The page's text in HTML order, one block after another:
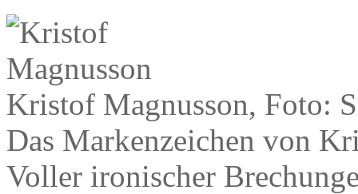
Kristof Magnusson, Foto:
Das Markenzeichen von
Voller ironischer